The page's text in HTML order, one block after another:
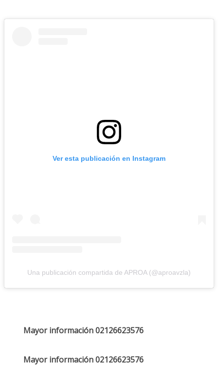
Ver esta publicación en Instagram
Una publicación compartida de APROA (@aproavzla)
Mayor información 02126623576
Mayor información 02126623576